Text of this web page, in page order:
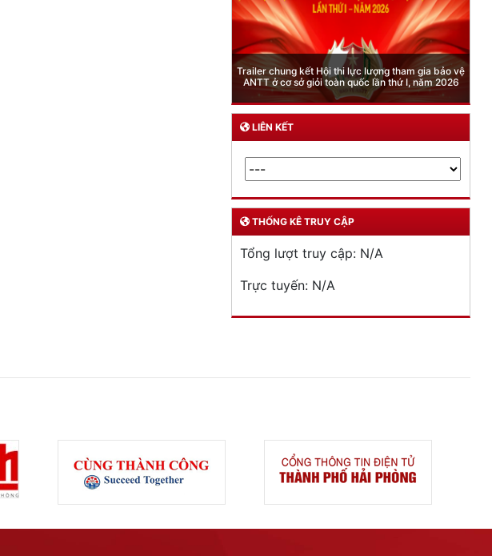
Trailer chung kết Hội thi lực lượng tham gia bảo vệ
Phòng Quản lý xuất nhập cảnh: Hướng dẫn những
quy định mới trong lĩnh vực xuất cảnh, nhập cảnh
của công dân việt nam từ ngày 01/7/2026
LIÊN KẾT
THỐNG KÊ TRUY CẬP
Tổng lượt truy cập: N/A
Trực tuyến: N/A